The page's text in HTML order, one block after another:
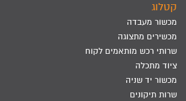
קטלוג
מכשור מעבדה
מכשירים מתצוגה
שרותי רכש מותאמים לקוח
ציוד מתכלה
מכשור יד שניה
שרות תיקונים